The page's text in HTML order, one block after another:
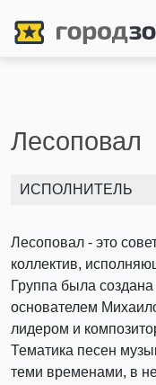
Лесоповал
ИСПОЛНИТЕЛЬ
Лесоповал - это
коллектив,
Группа была
основателем
лидером и
Тематика песен
теми временами, в